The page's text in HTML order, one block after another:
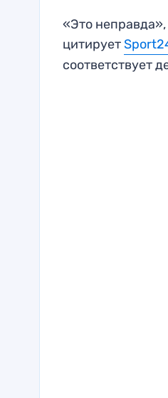
«Это
цитирует
соответствует